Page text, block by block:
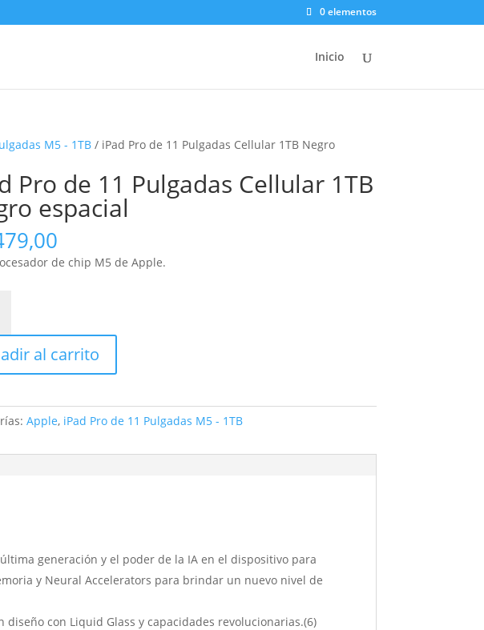
0 elementos
Inicio
M5 - 1TB / iPad Pro de 11 Pulgadas Cellular 1TB Negro
Pro de 11 Pulgadas Cellular 1TB
espacial
de chip M5 de Apple.
al carrito
Apple, iPad Pro de 11 Pulgadas M5 - 1TB
generación y el poder de la IA en el dispositivo para
y Neural Accelerators para brindar un nuevo nivel de
diseño con Liquid Glass y capacidades revolucionarias.(6)